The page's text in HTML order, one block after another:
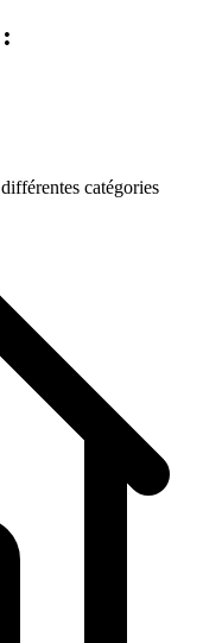
catégories